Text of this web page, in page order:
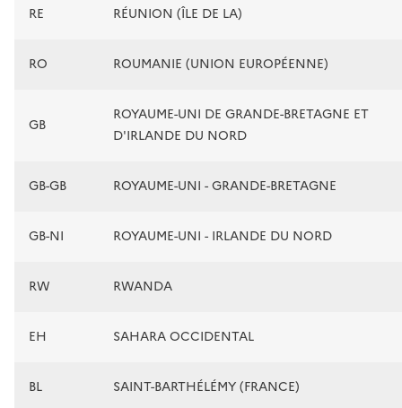
RE RÉUNION (ÎLE DE LA)
RO ROUMANIE (UNION EUROPÉENNE)
GB
ROYAUME-UNI DE GRANDE-BRETAGNE ET
D'IRLANDE DU NORD
GB-GB ROYAUME-UNI - GRANDE-BRETAGNE
GB-NI ROYAUME-UNI - IRLANDE DU NORD
RW RWANDA
EH SAHARA OCCIDENTAL
BL SAINT-BARTHÉLÉMY (FRANCE)